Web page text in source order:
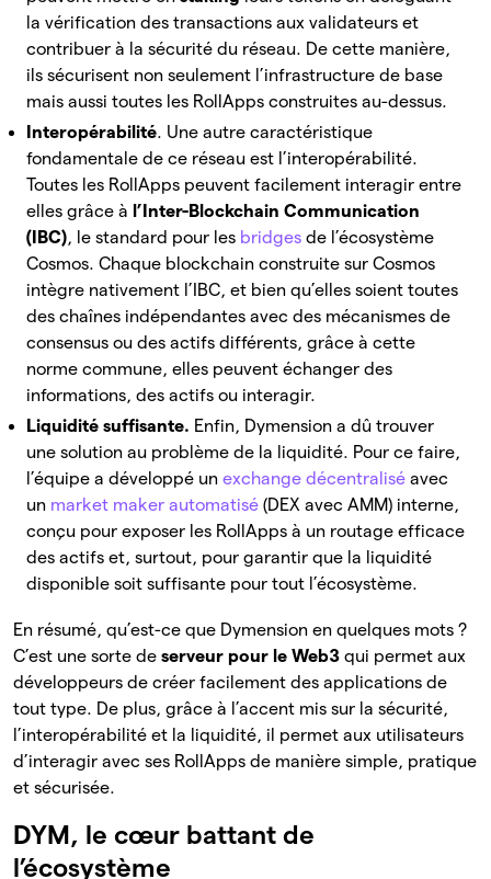
la vérification des transactions aux validateurs et
contribuer à la sécurité du réseau. De cette manière,
ils sécurisent non seulement l’infrastructure de base
mais aussi toutes les RollApps construites au-dessus.
Interopérabilité. Une autre caractéristique
fondamentale de ce réseau est l’interopérabilité.
Toutes les RollApps peuvent facilement interagir entre
elles grâce à l’Inter-Blockchain Communication
(IBC), le standard pour les bridges de l’écosystème
Cosmos. Chaque blockchain construite sur Cosmos
intègre nativement l’IBC, et bien qu’elles soient toutes
des chaînes indépendantes avec des mécanismes de
consensus ou des actifs différents, grâce à cette
norme commune, elles peuvent échanger des
informations, des actifs ou interagir.
Liquidité suffisante. Enfin, Dymension a dû trouver
une solution au problème de la liquidité. Pour ce faire,
l’équipe a développé un exchange décentralisé avec
un market maker automatisé (DEX avec AMM) interne,
conçu pour exposer les RollApps à un routage efficace
des actifs et, surtout, pour garantir que la liquidité
disponible soit suffisante pour tout l’écosystème.
En résumé, qu’est-ce que Dymension en quelques mots ?
C’est une sorte de serveur pour le Web3 qui permet aux
développeurs de créer facilement des applications de
tout type. De plus, grâce à l’accent mis sur la sécurité,
l’interopérabilité et la liquidité, il permet aux utilisateurs
d’interagir avec ses RollApps de manière simple, pratique
et sécurisée.
DYM, le cœur battant de
l’écosystème